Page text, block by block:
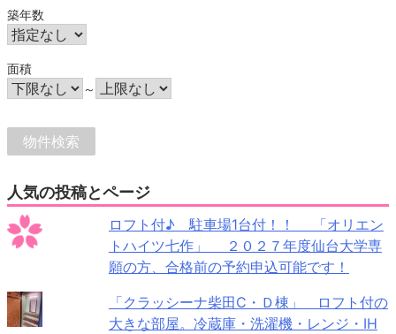
築年数
面積
～
人気の投稿とページ
ロフト付♪ 駐車場1台付！！ 「オリエン
トハイツ七作」 ２０２７年度仙台大学専
願の方、合格前の予約申込可能です！
「クラッシーナ柴田C・Ｄ棟」 ロフト付の
大きな部屋。冷蔵庫・洗濯機・レンジ・IH